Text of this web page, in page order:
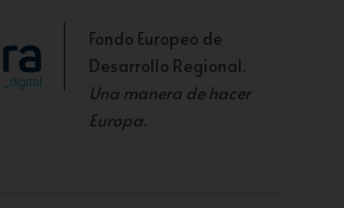
Fondo Europeo de
Desarrollo Regional.
Una manera de hacer
Europa.